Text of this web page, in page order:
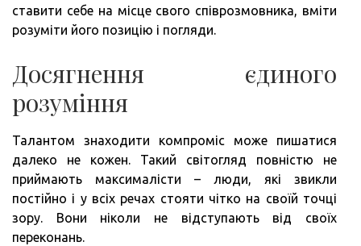
ставити себе на місце свого співрозмовника, вміти
розуміти його позицію і погляди.
Досягнення єдиного
розуміння
Талантом знаходити компроміс може пишатися
далеко не кожен. Такий світогляд повністю не
приймають максималісти – люди, які звикли
постійно і у всіх речах стояти чітко на своїй точці
зору. Вони ніколи не відступають від своїх
переконань.